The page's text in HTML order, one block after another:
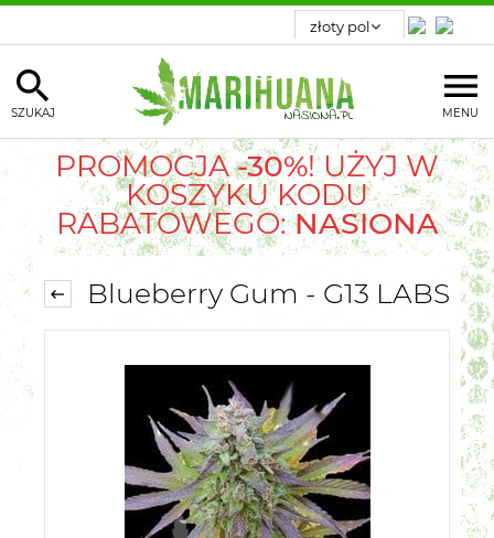
MENU
SZUKAJ
PROMOCJA-30%! UŻYJ W
KOSZYKU KODU
RABATOWEGO:NASIONA
Blueberry Gum - G13 LABS